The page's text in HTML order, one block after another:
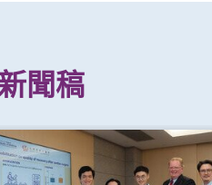
聞稿